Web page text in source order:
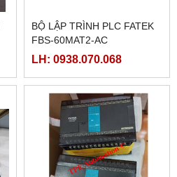
BỘ LẬP TRÌNH PLC FATEK
FBS-60MAT2-AC
LH: 0938.070.068